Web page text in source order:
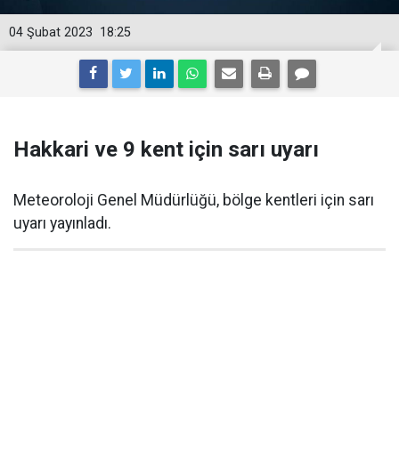
18:25
04 Şubat 2023
Hakkari ve 9 kent için sarı uyarı
Meteoroloji Genel Müdürlüğü, bölge kentleri için sarı
uyarı yayınladı.